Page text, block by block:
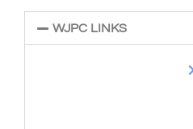
WJPC LINKS